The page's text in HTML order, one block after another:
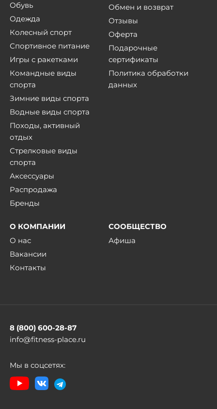
Обувь
Одежда
Колесный спорт
Спортивное питание
Игры с ракетками
Командные виды
спорта
Зимние виды спорта
Водные виды спорта
Походы, активный
отдых
Стрелковые виды
спорта
Аксессуары
Распродажа
Бренды
Обмен и возврат
Отзывы
Оферта
Подарочные
сертификаты
Политика обработки
данных
О КОМПАНИИ
О нас
Вакансии
Контакты
СООБЩЕСТВО
Афиша
8 (800) 600-28-87
info@fitness-place.ru
Мы в соцсетях: